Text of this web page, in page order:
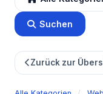
Suchen
Zurück zur